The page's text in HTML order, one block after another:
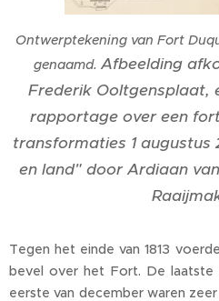
Ontwerptekening van Fort
genaamd. Afbeelding
Frederik Ooltgensplaat,
rapportage over een
transformaties 1 augustus
en land" door Ardiaan
Tegen het einde van 1813
bevel over het Fort. De laatste
eerste van december waren